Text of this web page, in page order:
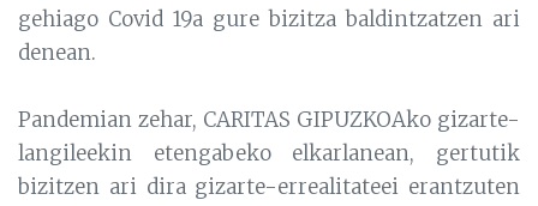
gehiago Covid 19a gure bizitza baldintzatzen ari
denean.
Pandemian zehar, CARITAS GIPUZKOAko gizarte-
langileekin etengabeko elkarlanean, gertutik
bizitzen ari dira gizarte-errealitateei erantzuten